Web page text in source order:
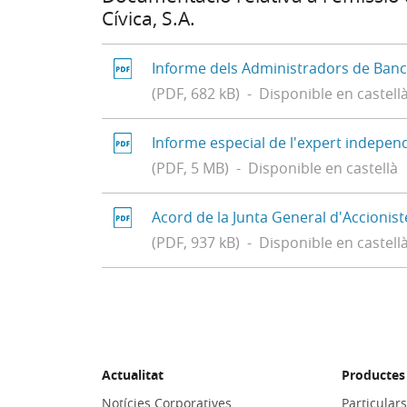
Cívica, S.A.
Informe dels Administradors de
(PDF, 682 kB) - Disponible en castellà
Informe especial de l'expert
(PDF, 5 MB) - Disponible en castellà
Acord de la Junta General
(PDF, 937 kB) - Disponible en castellà
Actualitat
Notícies Corporatives
Particulars